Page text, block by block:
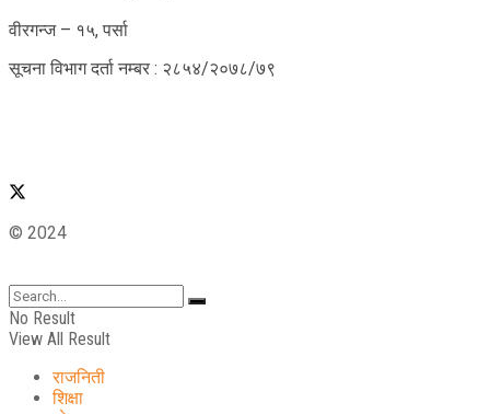
वीरगन्ज – १५, पर्सा
सूचना विभाग दर्ता नम्बर : २८५४/२०७८/७९
© 2024
No Result
View All Result
राजनिती
शिक्षा